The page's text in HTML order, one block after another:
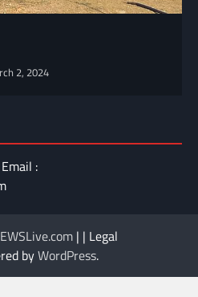
2, 2024
:
| | Legal
byWordPress.